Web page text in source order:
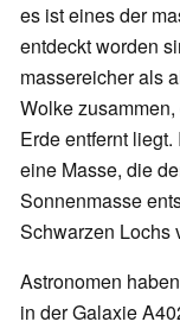
es ist eines der
entdeckt worden
massereicher als
Wolke
Erde entfernt
eine Masse, die
Sonnenmasse
Schwarzen Lochs
Astronomen
in der Galaxie